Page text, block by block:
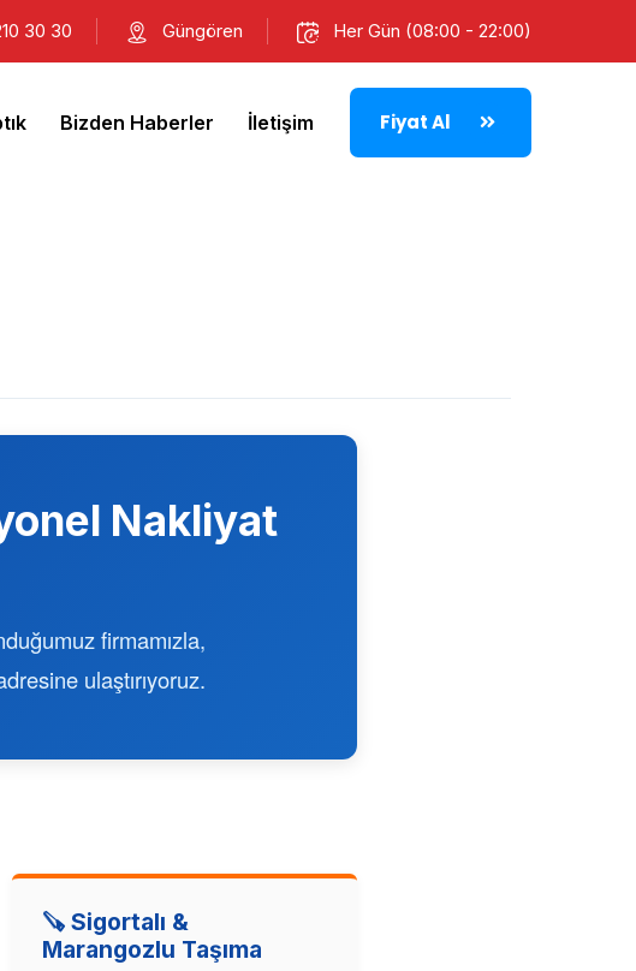
30 30 Güngören Her Gün (08:00 - 22:00)
Bizden Haberler İletişim Fiyat Al
Nakliyat
firmamızla,
ulaştırıyoruz.
🪚 Sigortalı &
Marangozlu Taşıma